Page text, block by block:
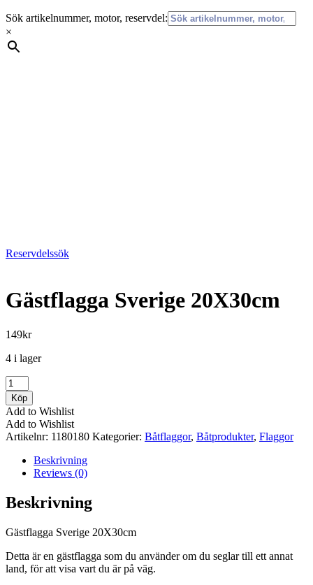
Sök artikelnummer, motor, reservdel:
×
Reservdelssök
Gästflagga Sverige 20X30cm
149kr
4 i lager
Gästflagga
Sverige
20X30cm
mängd
Köp
Add to Wishlist
Add to Wishlist
Artikelnr: 1180180 Kategorier: Båtflaggor, Båtprodukter, Flaggor
Beskrivning
Reviews (0)
Beskrivning
Gästflagga Sverige 20X30cm
Detta är en gästflagga som du använder om du seglar till ett annat
land, för att visa vart du är på väg.